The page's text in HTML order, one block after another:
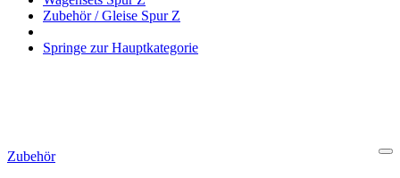
Zubehör / Gleise Spur Z
Springe zur Hauptkategorie
Zubehör